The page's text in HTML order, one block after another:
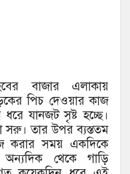
বাজার এলাকায়
পিচ দেওয়ার কাজ
যানজট সৃষ্ট হচ্ছে।
সরু। তার উপর ব্যস্ততম
করার সময় একদিকে
থেকে গাড়ি